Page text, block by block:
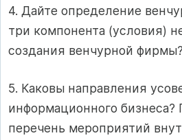
4. Дайте определение
три компонента (условия)
создания венчурной фирмы?
5. Каковы направления
информационного бизнеса?
перечень мероприятий